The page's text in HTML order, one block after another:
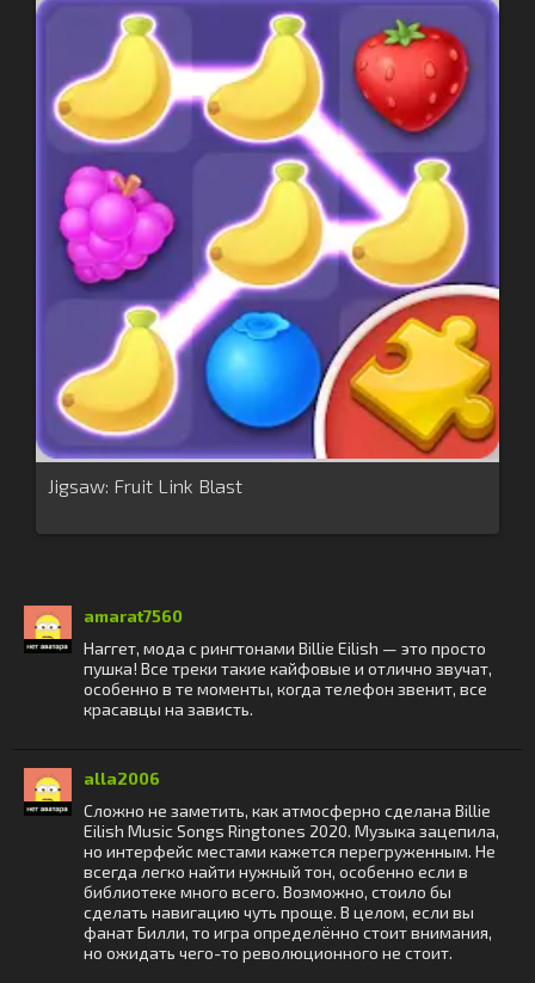
Jigsaw: Fruit Link Blast
amarat7560
Наггет, мода с рингтонами Billie Eilish — это просто
пушка! Все треки такие кайфовые и отлично звучат,
особенно в те моменты, когда телефон звенит, все
красавцы на зависть.
alla2006
Сложно не заметить, как атмосферно сделана Billie
Eilish Music Songs Ringtones 2020. Музыка зацепила,
но интерфейс местами кажется перегруженным. Не
всегда легко найти нужный тон, особенно если в
библиотеке много всего. Возможно, стоило бы
сделать навигацию чуть проще. В целом, если вы
фанат Билли, то игра определённо стоит внимания,
но ожидать чего-то революционного не стоит.